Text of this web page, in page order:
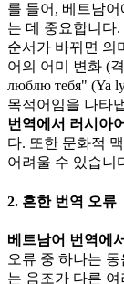
를 들어, 베트남
는 데 중요합니다.
순서가 바뀌면 의
어의 어미 변화 (
люблю тебя" (Ya
목적어임을 나타
번역에서 러시아어
다. 또한 문화적
어려울 수 있습니
2. 흔한 번역 오류
베트남어 번역에
오류 중 하나는
는 음조가 다른